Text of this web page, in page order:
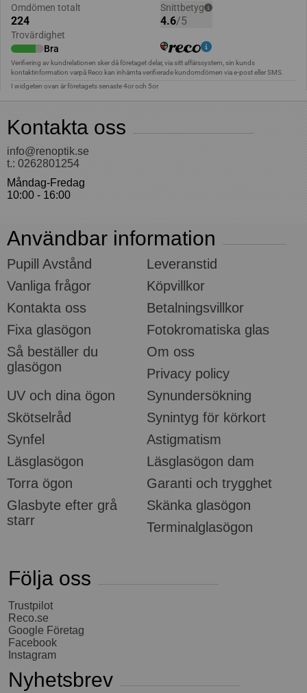
Kontakta oss
info@renoptik.se
t.: 0262801254
Måndag-Fredag
10:00 - 16:00
Användbar information
Pupill Avstånd
Leveranstid
Vanliga frågor
Köpvillkor
Kontakta oss
Betalningsvillkor
Fixa glasögon
Fotokromatiska glas
Så beställer du
glasögon
Om oss
Privacy policy
UV och dina ögon
Synundersökning
Skötselråd
Synintyg för körkort
Synfel
Astigmatism
Läsglasögon
Läsglasögon dam
Torra ögon
Garanti och trygghet
Glasbyte efter grå
starr
Skänka glasögon
Terminalglasögon
Följa oss
Trustpilot
Reco.se
Google Företag
Facebook
Instagram
Nyhetsbrev